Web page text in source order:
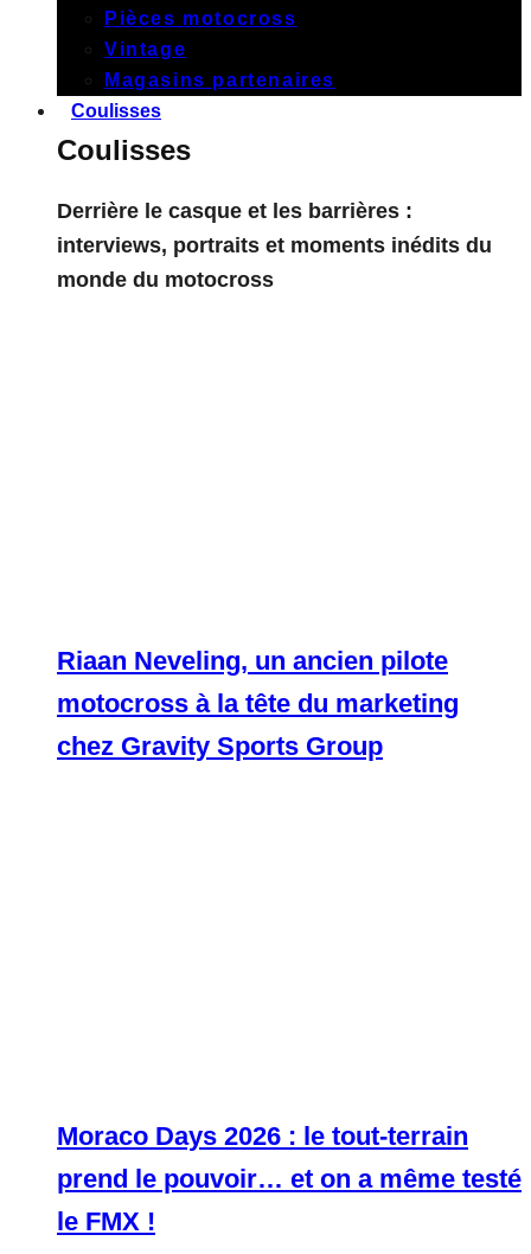
Pièces motocross
Vintage
Magasins partenaires
Coulisses
Coulisses
Derrière le casque et les barrières :
interviews, portraits et moments inédits du
monde du motocross
Riaan Neveling, un ancien pilote
motocross à la tête du marketing
chez Gravity Sports Group
Moraco Days 2026 : le tout-terrain
prend le pouvoir… et on a même testé
le FMX !